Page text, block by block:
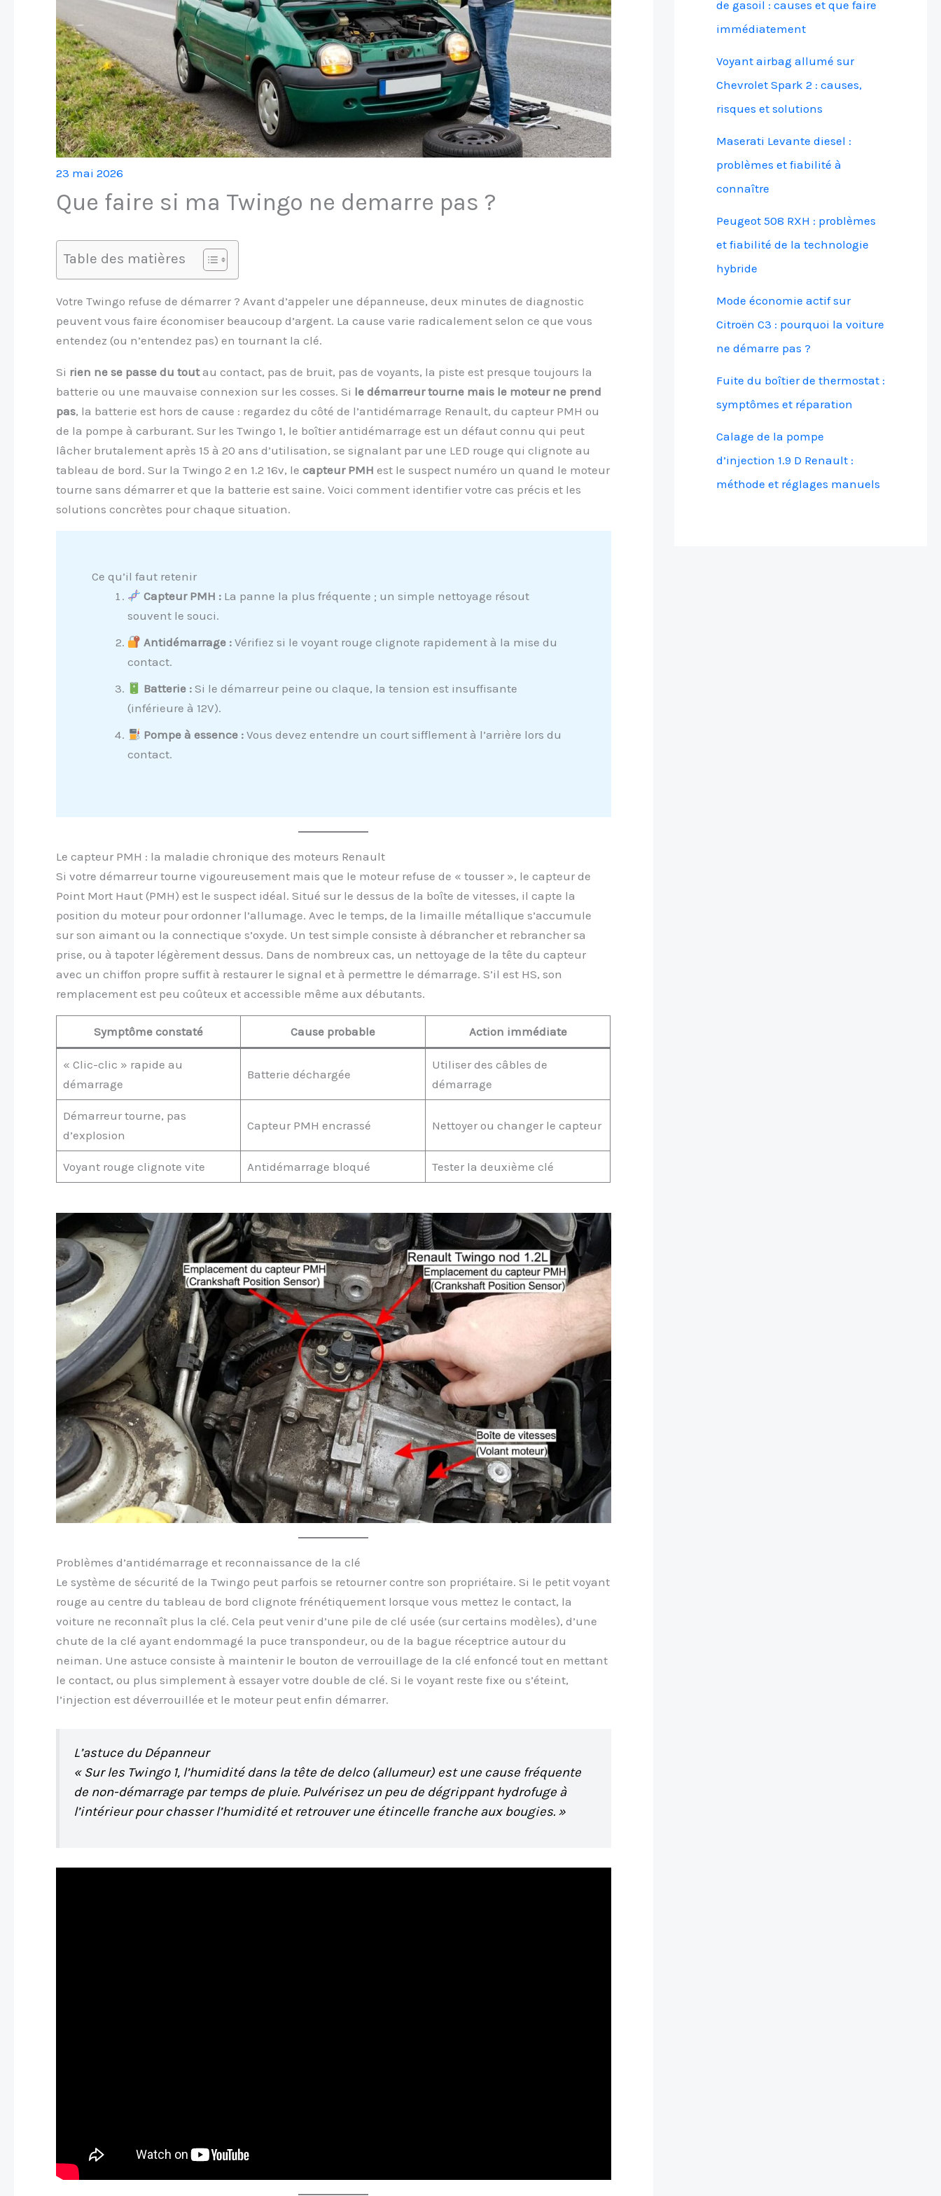
23 mai 2026
Que faire si ma Twingo ne demarre pas ?
Table des matières
Votre Twingo refuse de démarrer ? Avant d’appeler une dépanneuse, deux minutes de diagnostic
peuvent vous faire économiser beaucoup d’argent. La cause varie radicalement selon ce que vous
entendez (ou n’entendez pas) en tournant la clé.
Si rien ne se passe du toutau contact, pas de bruit, pas de voyants, la piste est presque toujours la
batterie ou une mauvaise connexion sur les cosses. Si le démarreur tourne mais le moteur ne prend
pas, la batterie est hors de cause : regardez du côté de l’antidémarrage Renault, du capteur PMH ou
de la pompe à carburant. Sur les Twingo 1, le boîtier antidémarrage est un défaut connu qui peut
lâcher brutalement après 15 à 20 ans d’utilisation, se signalant par une LED rouge qui clignote au
tableau de bord. Sur la Twingo 2 en 1.2 16v, le capteur PMH est le suspect numéro un quand le moteur
tourne sans démarrer et que la batterie est saine. Voici comment identifier votre cas précis et les
solutions concrètes pour chaque situation.
Ce qu’il faut retenir
Capteur PMH : La panne la plus fréquente ; un simple nettoyage résout
souvent le souci.
Antidémarrage : Vérifiez si le voyant rouge clignote rapidement à la mise du
contact.
Batterie : Si le démarreur peine ou claque, la tension est insuffisante
(inférieure à 12V).
Pompe à essence : Vous devez entendre un court sifflement à l’arrière lors du
contact.
Le capteur PMH : la maladie chronique des moteurs Renault
Si votre démarreur tourne vigoureusement mais que le moteur refuse de « tousser », le capteur de
Point Mort Haut (PMH) est le suspect idéal. Situé sur le dessus de la boîte de vitesses, il capte la
position du moteur pour ordonner l’allumage. Avec le temps, de la limaille métallique s’accumule
sur son aimant ou la connectique s’oxyde. Un test simple consiste à débrancher et rebrancher sa
prise, ou à tapoter légèrement dessus. Dans de nombreux cas, un nettoyage de la tête du capteur
avec un chiffon propre suffit à restaurer le signal et à permettre le démarrage. S’il est HS, son
remplacement est peu coûteux et accessible même aux débutants.
Symptôme constaté Cause probable Action immédiate
« Clic-clic » rapide au
démarrage
Batterie déchargée
Utiliser des câbles de
démarrage
Démarreur tourne, pas
d’explosion
Capteur PMH encrassé Nettoyer ou changer le capteur
Voyant rouge clignote vite Antidémarrage bloqué Tester la deuxième clé
Problèmes d’antidémarrage et reconnaissance de la clé
Le système de sécurité de la Twingo peut parfois se retourner contre son propriétaire. Si le petit voyant
rouge au centre du tableau de bord clignote frénétiquement lorsque vous mettez le contact, la
voiture ne reconnaît plus la clé. Cela peut venir d’une pile de clé usée (sur certains modèles), d’une
chute de la clé ayant endommagé la puce transpondeur, ou de la bague réceptrice autour du
neiman. Une astuce consiste à maintenir le bouton de verrouillage de la clé enfoncé tout en mettant
le contact, ou plus simplement à essayer votre double de clé. Si le voyant reste fixe ou s’éteint,
l’injection est déverrouillée et le moteur peut enfin démarrer.
L’astuce du Dépanneur
« Sur les Twingo 1, l’humidité dans la tête de delco (allumeur) est une cause fréquente
de non-démarrage par temps de pluie. Pulvérisez un peu de dégrippant hydrofuge à
l’intérieur pour chasser l’humidité et retrouver une étincelle franche aux bougies. »
de gasoil : causes et que faire
immédiatement
Voyant airbag allumé sur
Chevrolet Spark 2 : causes,
risques et solutions
Maserati Levante diesel :
problèmes et fiabilité à
connaître
Peugeot 508 RXH : problèmes
et fiabilité de la technologie
hybride
Mode économie actif sur
Citroën C3 : pourquoi la voiture
ne démarre pas ?
Fuite du boîtier de thermostat :
symptômes et réparation
Calage de la pompe
d’injection 1.9 D Renault :
méthode et réglages manuels